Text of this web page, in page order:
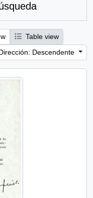
Table view
Descendente